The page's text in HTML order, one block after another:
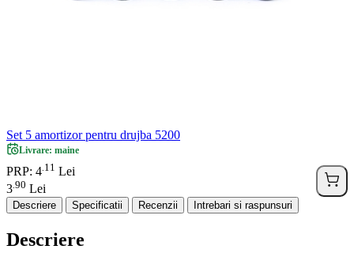
Set 5 amortizor pentru drujba 5200
Livrare: maine
PRP: 4 11 Lei
3 90 Lei
Descriere Specificatii Recenzii Intrebari si raspunsuri
Descriere